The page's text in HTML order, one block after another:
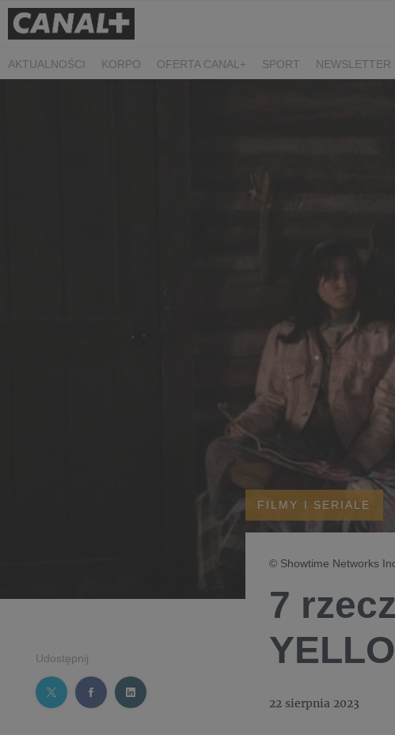
AKTUALNOŚCI KORPO OFERTA CANAL+ SPORT NEWSLETTER
Udostępnij
FILMY I SERIALE
© Showtime Networks
7
22 sierpnia 2023